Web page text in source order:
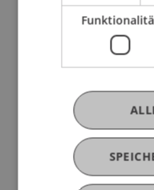
Melde dich jetzt an
Kontakt